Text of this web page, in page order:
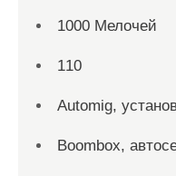
1000 Мелочей
110
Automig,
Boombox,